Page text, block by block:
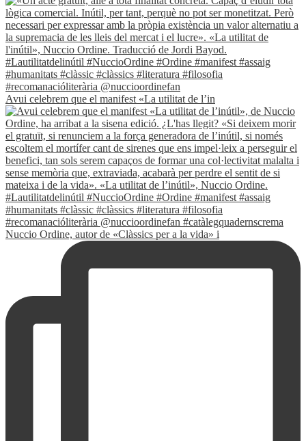
Avui celebrem que el manifest «La utilitat de l’in
Nuccio Ordine, autor de «Clàssics per a la vida» i